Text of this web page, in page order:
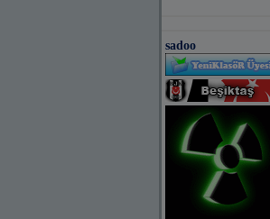
sadoo